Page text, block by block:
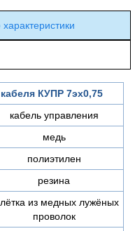
КУПР 7эх0,75
кабель управления
медь
полиэтилен
резина
из медных лужёных
проволок